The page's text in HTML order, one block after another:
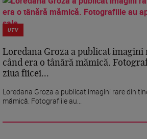
UTV
Loredana Groza a publicat
când era o tânără mămică.
ziua fiicei...
Loredana Groza a publicat imagini rare din
mămică. Fotografiile au...